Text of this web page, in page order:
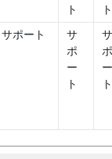
ト
ト
サポート
サ
ポ
ー
ト
サ
ポ
ー
ト